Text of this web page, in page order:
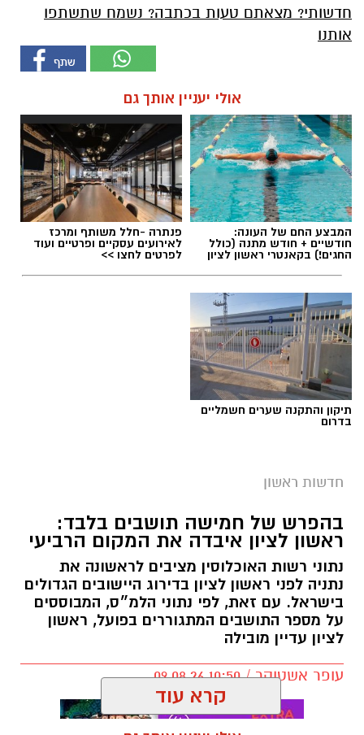
חדשותי? מצאתם טעות בכתבה? נשמח שתשתפו
אותנו
אולי יעניין אותך גם
המבצע החם של העונה:
חודשיים + חודש מתנה (כולל
החגים!) בקאנטרי ראשון לציון
פנתרה -חלל משותף ומרכז
לאירועים עסקיים ופרטיים ועוד
לפרטים לחצו >>
תיקון והתקנה שערים חשמליים
בדרום
חדשות ראשון
בהפרש של חמישה תושבים בלבד:
ראשון לציון איבדה את המקום הרביעי
נתוני רשות האוכלוסין מציבים לראשונה את
נתניה לפני ראשון לציון בדירוג היישובים הגדולים
בישראל. עם זאת, לפי נתוני הלמ״ס, המבוססים
על מספר התושבים המתגוררים בפועל, ראשון
לציון עדיין מובילה
עופר אשטוקר / 10:50 09.08.26
קרא עוד